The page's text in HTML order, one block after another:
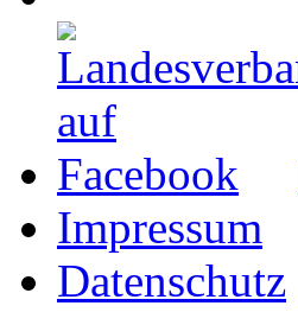
Impressum
Datenschutz